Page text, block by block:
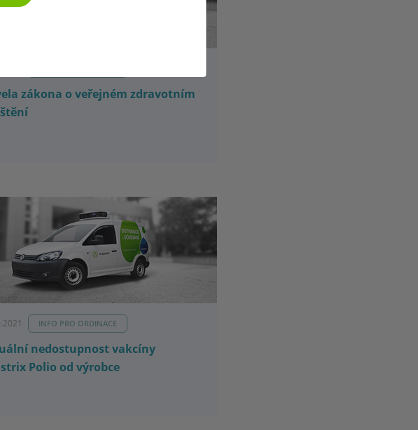
zákona o veřejném zdravotním
INFO PRO ORDINACE
nedostupnost vakcíny
Polio od výrobce